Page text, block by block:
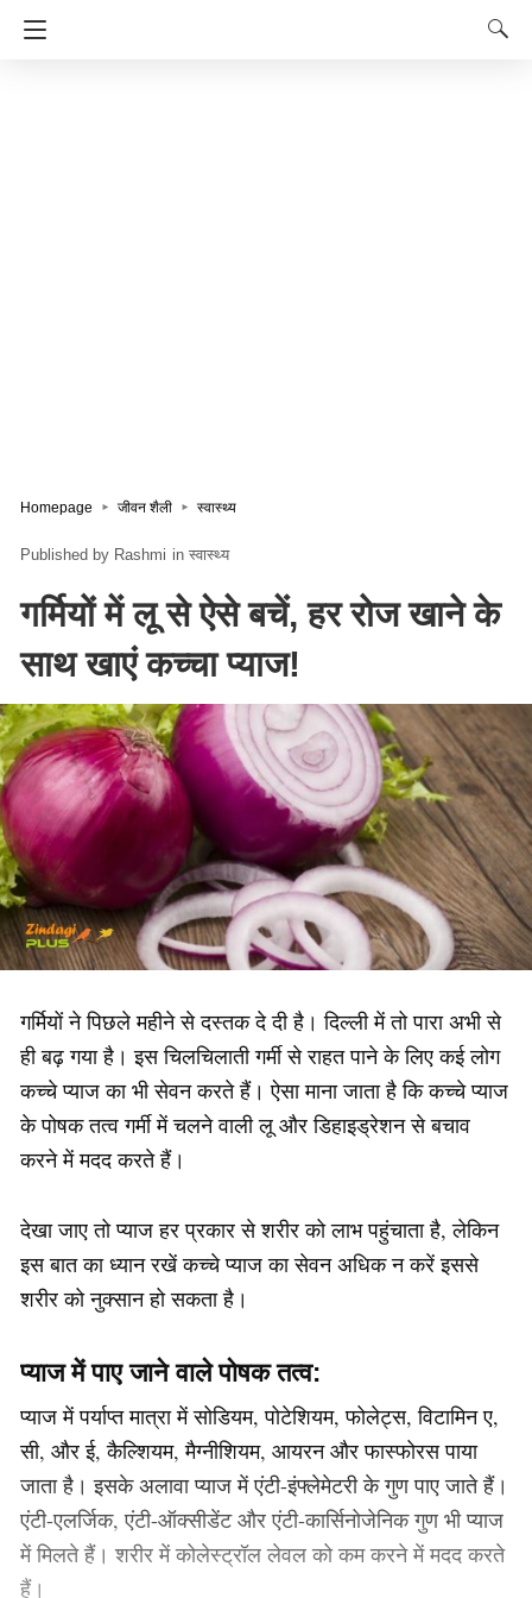
Homepage जीवन शैली स्वास्थ्य
Rashmi in स्वास्थ्य
गर्मियों में लू से ऐसे बचें, हर रोज खाने के
साथ खाएं कच्चा प्याज!
गर्मियों ने पिछले महीने से दस्तक दे दी है। दिल्ली में तो पारा अभी से
ही बढ़ गया है। इस चिलचिलाती गर्मी से राहत पाने के लिए कई लोग
कच्चे प्याज का भी सेवन करते हैं। ऐसा माना जाता है कि कच्चे प्याज
के पोषक तत्व गर्मी में चलने वाली लू और डिहाइड्रेशन से बचाव
करने में मदद करते हैं।
देखा जाए तो प्याज हर प्रकार से शरीर को लाभ पहुंचाता है, लेकिन
इस बात का ध्यान रखें कच्चे प्याज का सेवन अधिक न करें इससे
शरीर को नुक्सान हो सकता है।
प्याज में पाए जाने वाले पोषक तत्व:
प्याज में पर्याप्त मात्रा में सोडियम, पोटेशियम, फोलेट्स, विटामिन ए,
सी, और ई, कैल्शियम, मैग्नीशियम, आयरन और फास्फोरस पाया
जाता है। इसके अलावा प्याज में एंटी-इंफ्लेमेटरी के गुण पाए जाते हैं।
एंटी-एलर्जिक, एंटी-ऑक्सीडेंट और एंटी-कार्सिनोजेनिक गुण भी प्याज
में मिलते हैं। शरीर में कोलेस्ट्रॉल लेवल को कम करने में मदद करते
हैं।